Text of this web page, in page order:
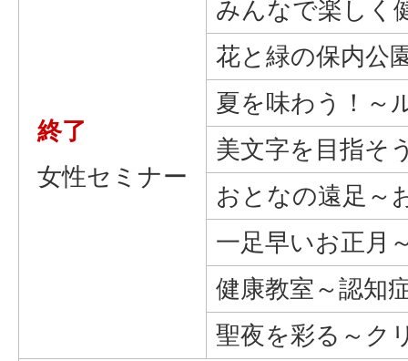
終了
女性セミナー
みんなで楽しく
花と緑の保内公
夏を味わう！～
美文字を目指そ
おとなの遠足～
一足早いお正月
健康教室～認知
聖夜を彩る～ク